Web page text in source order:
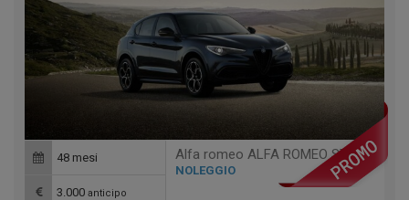
Alfa romeo ALFA ROMEO STELVIO 1 SPRINT
NOLEGGIO
48 mesi
3.000 anticipo